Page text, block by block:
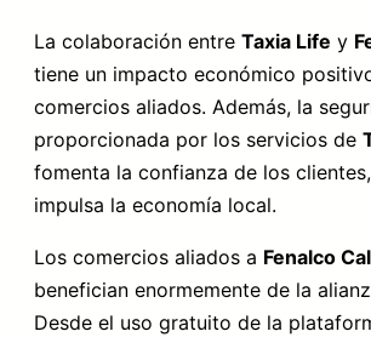
La colaboración entre Taxia Life y
tiene un impacto económico
comercios aliados. Además, la
proporcionada por los servicios de
fomenta la confianza de los
impulsa la economía local.
Los comercios aliados a Fenalco
benefician enormemente de la
Desde el uso gratuito de la